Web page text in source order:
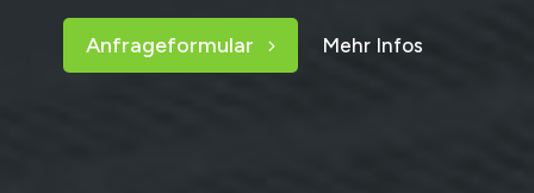
Anfrageformular Mehr Infos